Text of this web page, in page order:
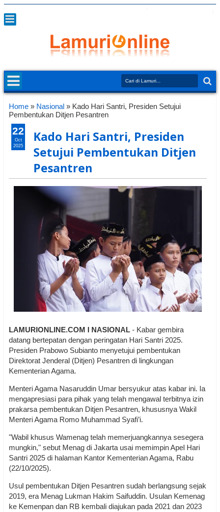
Home » Nasional » Kado Hari Santri, Presiden Setujui
Pembentukan Ditjen Pesantren
Kado Hari Santri, Presiden
Setujui Pembentukan Ditjen
Pesantren
LAMURIONLINE.COM I NASIONAL - Kabar gembira
datang bertepatan dengan peringatan Hari Santri 2025.
Presiden Prabowo Subianto menyetujui pembentukan
Direktorat Jenderal (Ditjen) Pesantren di lingkungan
Kementerian Agama.
Menteri Agama Nasaruddin Umar bersyukur atas kabar ini. Ia
mengapresiasi para pihak yang telah mengawal terbitnya izin
prakarsa pembentukan Ditjen Pesantren, khususnya Wakil
Menteri Agama Romo Muhammad Syafi’i.
"Wabil khusus Wamenag telah memerjuangkannya sesegera
mungkin," sebut Menag di Jakarta usai memimpin Apel Hari
Santri 2025 di halaman Kantor Kementerian Agama, Rabu
(22/10/2025).
Usul pembentukan Ditjen Pesantren sudah berlangsung sejak
2019, era Menag Lukman Hakim Saifuddin. Usulan Kemenag
ke Kemenpan dan RB kembali diajukan pada 2021 dan 2023
22
Oct
2025